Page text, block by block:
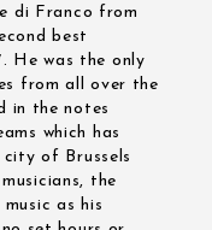
di Franco from
best
He was the only
from all over the
in the notes
which has
of Brussels
the
as his